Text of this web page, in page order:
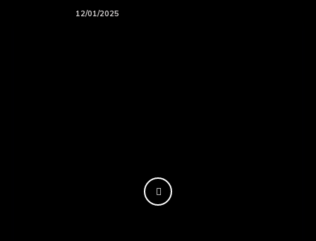
12/01/2025